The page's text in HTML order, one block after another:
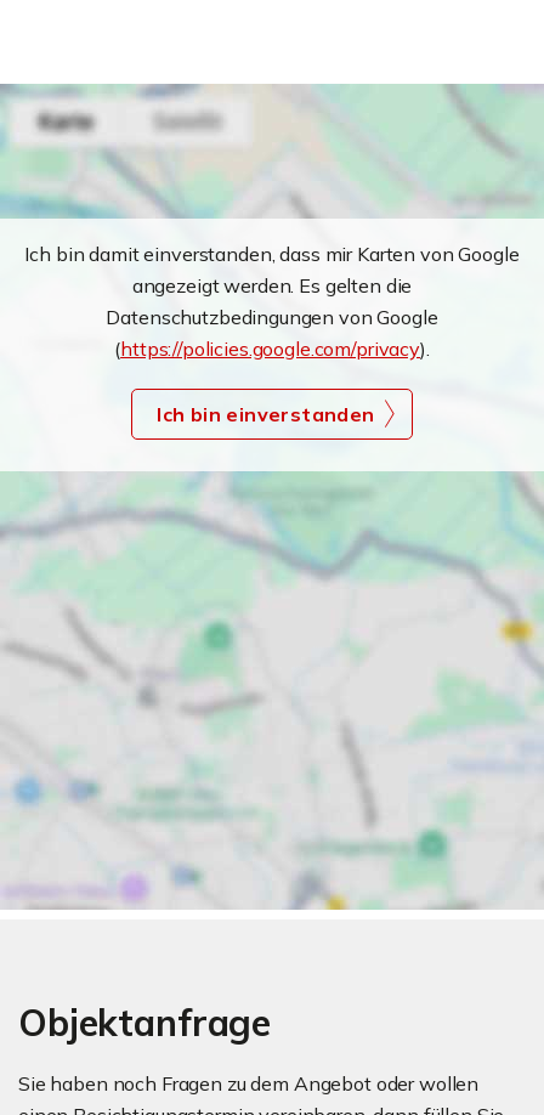
Ich bin damit einverstanden, dass mir Karten von Google
angezeigt werden. Es gelten die
Datenschutzbedingungen von Google
(https://policies.google.com/privacy).
Ich bin einverstanden
Objektanfrage
Sie haben noch Fragen zu dem Angebot oder wollen